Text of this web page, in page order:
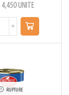
4,450UNITE
RUPTURE